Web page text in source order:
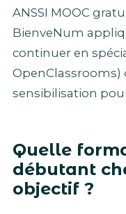
ANSSI MOOC
BienveNum
continuer en
OpenClassrooms)
sensibilisation
Quelle
débutant
objectif ?